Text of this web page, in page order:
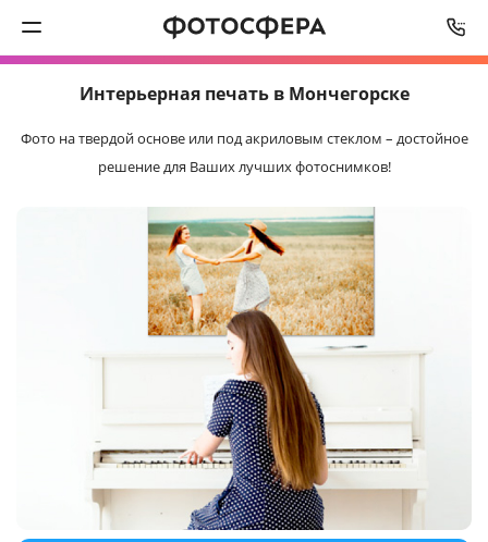
Интерьерная печать
Полиграфия
Услуги и сервис
Интерьерная печать в Мончегорске
Фото на твердой основе или под акриловым стеклом – достойное
решение для Ваших лучших фотоснимков!